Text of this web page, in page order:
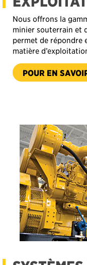
minier souterrain et
permet de répondre
matière
POUR EN
D’ÉNERGIE